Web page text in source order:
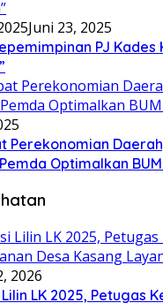
Juni 23, 2025
PJ
Perekonomian
Optimalkan
2026
LK 2025, Petugas